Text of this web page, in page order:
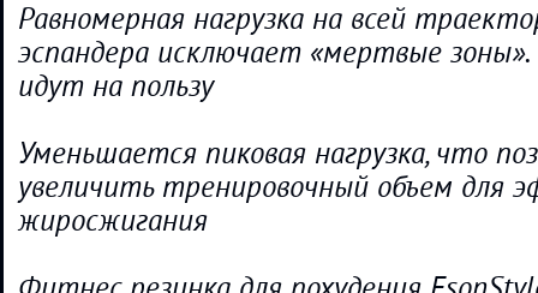
Равномерная нагрузка на всей
эспандера исключает «мертвые
идут на пользу
Уменьшается пиковая нагрузка, что
увеличить тренировочный объем для
жиросжигания